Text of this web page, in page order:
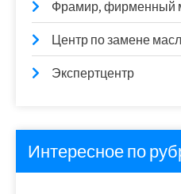
Фрамир, фирменный
Центр по замене
Экспертцентр
Интересное по